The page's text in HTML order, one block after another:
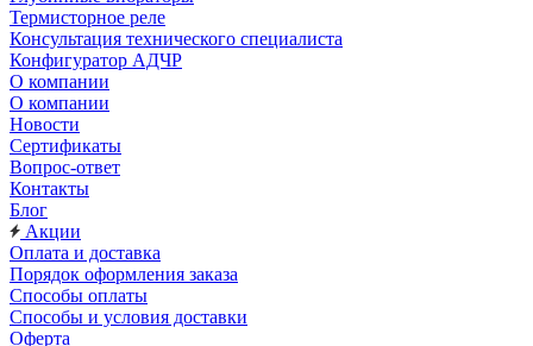
Термисторное реле
Консультация технического специалиста
Конфигуратор АДЧР
О компании
О компании
Новости
Сертификаты
Вопрос-ответ
Контакты
Блог
Акции
Оплата и доставка
Порядок оформления заказа
Способы оплаты
Способы и условия доставки
Оферта